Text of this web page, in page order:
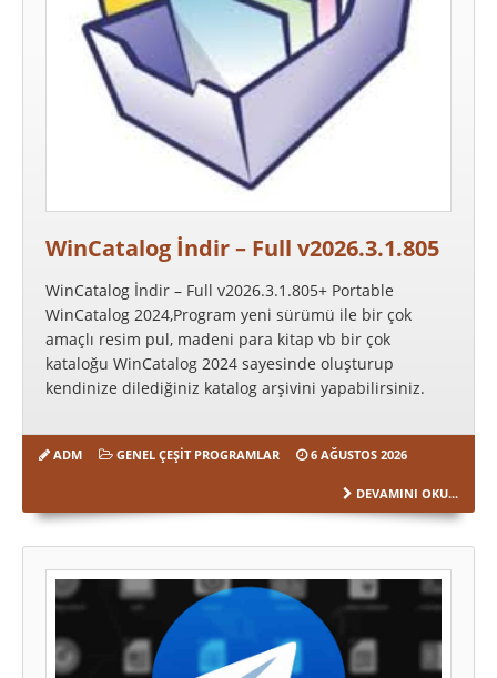
WinCatalog İndir – Full v2026.3.1.805
WinCatalog İndir – Full v2026.3.1.805+ Portable
WinCatalog 2024,Program yeni sürümü ile bir çok
amaçlı resim pul, madeni para kitap vb bir çok
kataloğu WinCatalog 2024 sayesinde oluşturup
kendinize dilediğiniz katalog arşivini yapabilirsiniz.
ADM GENEL ÇEŞIT PROGRAMLAR 6 AĞUSTOS 2026
DEVAMINI OKU...